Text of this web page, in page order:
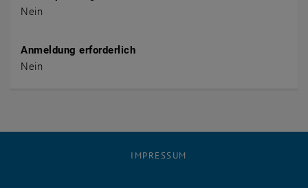
Nein
Anmeldung erforderlich
Nein
IMPRESSUM